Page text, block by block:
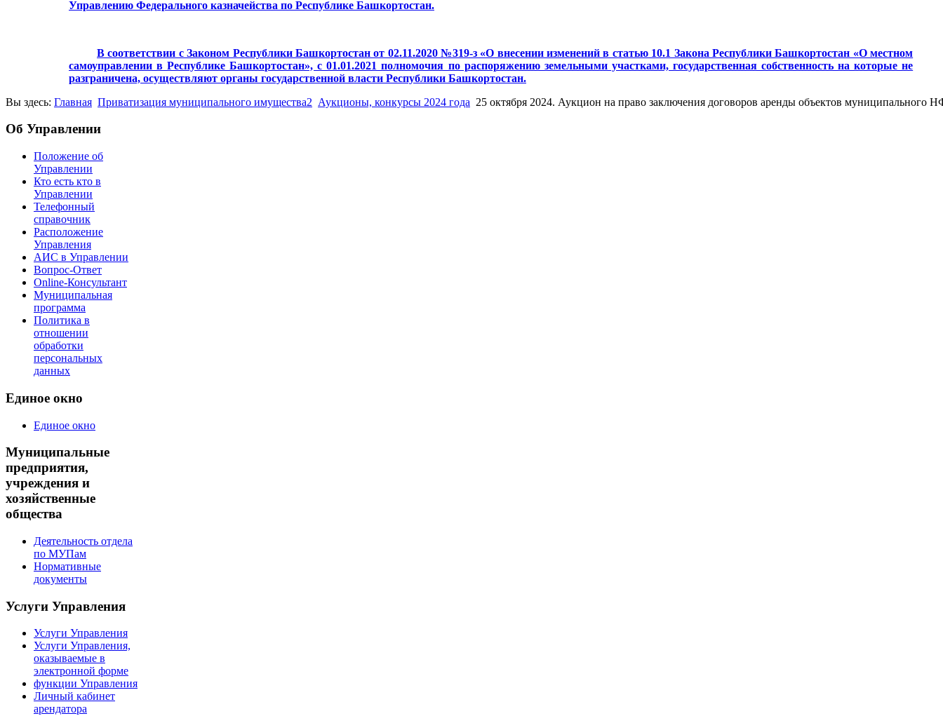
Управлению Федерального казначейства по Республике Башкортостан.
В соответствии с Законом Республики Башкортостан от 02.11.2020 №319-з «О внесении изменений в статью 10.1 Закона Республики Башкортостан «О местном
самоуправлении в Республике Башкортостан», с 01.01.2021 полномочия по распоряжению земельными участками, государственная собственность на которые не
разграничена, осуществляют органы государственной власти Республики Башкортостан.
Вы здесь: Главная Приватизация муниципального имущества2 Аукционы, конкурсы 2024 года 25 октября 2024. Аукцион на право заключения договоров аренды объектов муниципального
Об Управлении
Положение об
Управлении
Кто есть кто в
Управлении
Телефонный
справочник
Расположение
Управления
АИС в Управлении
Вопрос-Ответ
Online-Консультант
Муниципальная
программа
Политика в
отношении
обработки
персональных
данных
Единое окно
Единое окно
Муниципальные
предприятия,
учреждения и
хозяйственные
общества
Деятельность отдела
по МУПам
Нормативные
документы
Услуги Управления
Услуги Управления
Услуги Управления,
оказываемые в
электронной форме
функции Управления
Личный кабинет
арендатора